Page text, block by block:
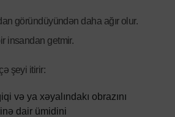
göründüyündən daha ağır olur.
insandan getmir.
şeyi itirir:
və ya xəyalındakı obrazını
dair ümidini